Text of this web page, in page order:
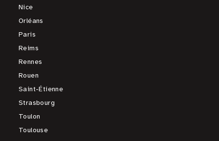
Nice
Orléans
Paris
Reims
Rennes
Rouen
Saint-Étienne
Strasbourg
Toulon
Toulouse